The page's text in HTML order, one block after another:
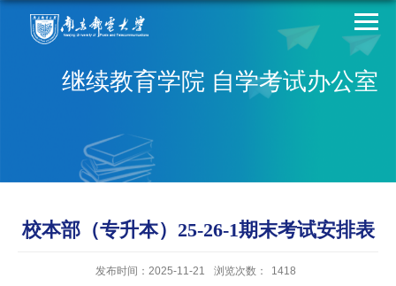
继续教育学院 自学考试办公室
校本部（专升本）25-26-1期末考试安排表
发布时间：2025-11-21 浏览次数： 1418